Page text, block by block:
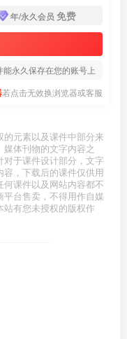
年/永久会员 免费
永久保存在您的账号上
若点击无效换浏览器或客服
元素以及课件中部分来
体刊物的文字内容之
于课件设计部分，文字
，下载后的课件仅供用
课件以及网站内容都不
台售卖，不得用作自媒
站有您未授权的版权作